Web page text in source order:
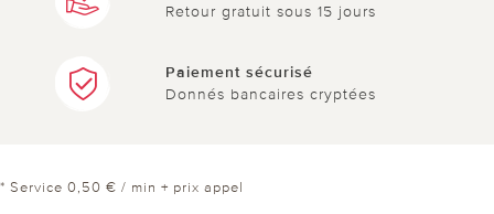
Retour gratuit sous 15 jours
Paiement sécurisé
Donnés bancaires cryptées
* Service 0,50 € / min + prix appel